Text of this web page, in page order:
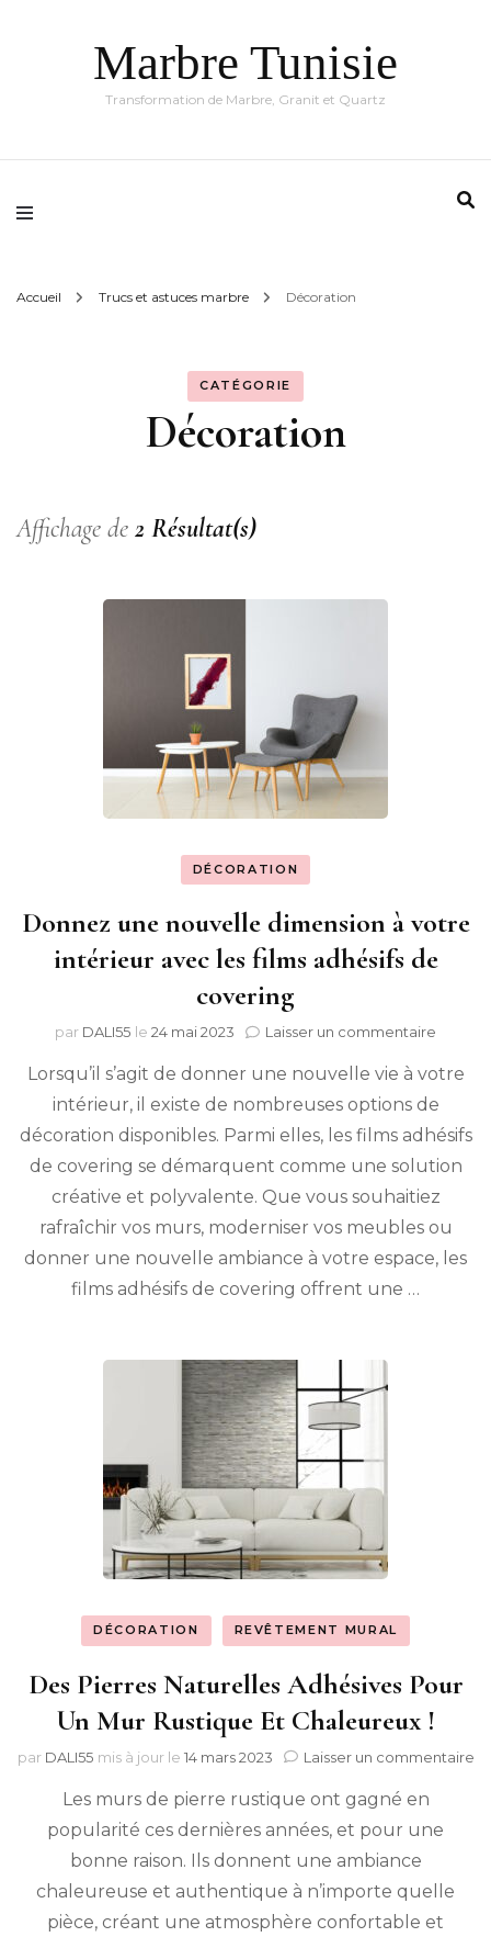
Marbre Tunisie
Transformation de Marbre, Granit et Quartz
Accueil Trucs et astuces marbre Décoration
CATÉGORIE
Décoration
Affichage de 2 Résultat(s)
DÉCORATION
Donnez une nouvelle dimension à votre
intérieur avec les films adhésifs de
covering
par DALI55 le 24 mai 2023 Laisser un commentaire
une
à
votre
avec
les
films
Lorsqu’il s’agit de donner une nouvelle vie à votre
intérieur, il existe de nombreuses options de
décoration disponibles. Parmi elles, les films adhésifs
de covering se démarquent comme une solution
créative et polyvalente. Que vous souhaitiez
rafraîchir vos murs, moderniser vos meubles ou
donner une nouvelle ambiance à votre espace, les
films adhésifs de covering offrent une …
DÉCORATION REVÊTEMENT MURAL
Des Pierres Naturelles Adhésives Pour
Un Mur Rustique Et Chaleureux !
par DALI55 mis à jour le 14 mars 2023 Laisser un commentaire
Les murs de pierre rustique ont gagné en
popularité ces dernières années, et pour une
bonne raison. Ils donnent une ambiance
chaleureuse et authentique à n’importe quelle
pièce, créant une atmosphère confortable et